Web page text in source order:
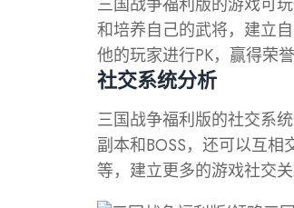
和培养自己的武将，建立
他的玩家进行PK，赢得荣誉
社交系统分析
三国战争福利版的社交系
副本和BOSS，还可以互
等，建立更多的游戏社交关